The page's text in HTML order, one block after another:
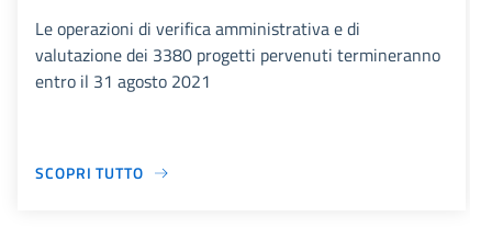
Le operazioni di verifica amministrativa e di
valutazione dei 3380 progetti pervenuti termineranno
entro il 31 agosto 2021
SCOPRI TUTTO